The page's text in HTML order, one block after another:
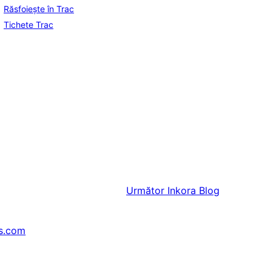
Răsfoiește în Trac
Tichete Trac
Următor Inkora Blog